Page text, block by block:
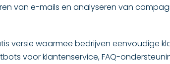
van e-mails en analyseren van
versie waarmee bedrijven eenvoudige
voor klantenservice, FAQ-